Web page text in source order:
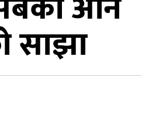
साझा